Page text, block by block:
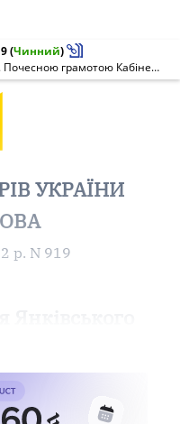
(Чинний)
Про нагородження Янківського І. І. Почесною грамотою Кабінету Міністрів України
УКРАЇНИ
р. N 919